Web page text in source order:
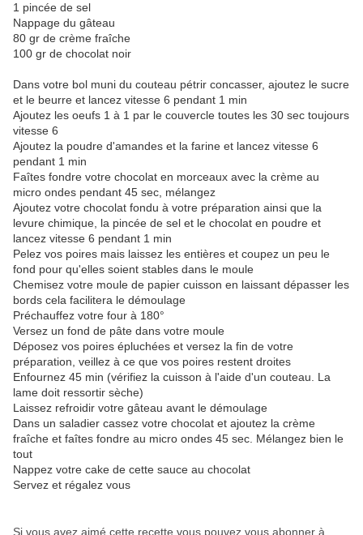
1 pincée de sel
Nappage du gâteau
80 gr de crème fraîche
100 gr de chocolat noir
Dans votre bol muni du couteau pétrir concasser, ajoutez le sucre
et le beurre et lancez vitesse 6 pendant 1 min
Ajoutez les oeufs 1 à 1 par le couvercle toutes les 30 sec toujours
vitesse 6
Ajoutez la poudre d'amandes et la farine et lancez vitesse 6
pendant 1 min
Faîtes fondre votre chocolat en morceaux avec la crème au
micro ondes pendant 45 sec, mélangez
Ajoutez votre chocolat fondu à votre préparation ainsi que la
levure chimique, la pincée de sel et le chocolat en poudre et
lancez vitesse 6 pendant 1 min
Pelez vos poires mais laissez les entières et coupez un peu le
fond pour qu'elles soient stables dans le moule
Chemisez votre moule de papier cuisson en laissant dépasser les
bords cela facilitera le démoulage
Préchauffez votre four à 180°
Versez un fond de pâte dans votre moule
Déposez vos poires épluchées et versez la fin de votre
préparation, veillez à ce que vos poires restent droites
Enfournez 45 min (vérifiez la cuisson à l'aide d'un couteau. La
lame doit ressortir sèche)
Laissez refroidir votre gâteau avant le démoulage
Dans un saladier cassez votre chocolat et ajoutez la crème
fraîche et faîtes fondre au micro ondes 45 sec. Mélangez bien le
tout
Nappez votre cake de cette sauce au chocolat
Servez et régalez vous
Si vous avez aimé cette recette vous pouvez vous abonner à